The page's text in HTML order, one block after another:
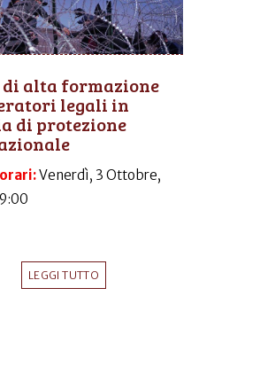
di alta formazione
legali in
di protezione
Venerdì, 3 Ottobre,
LEGGI TUTTO